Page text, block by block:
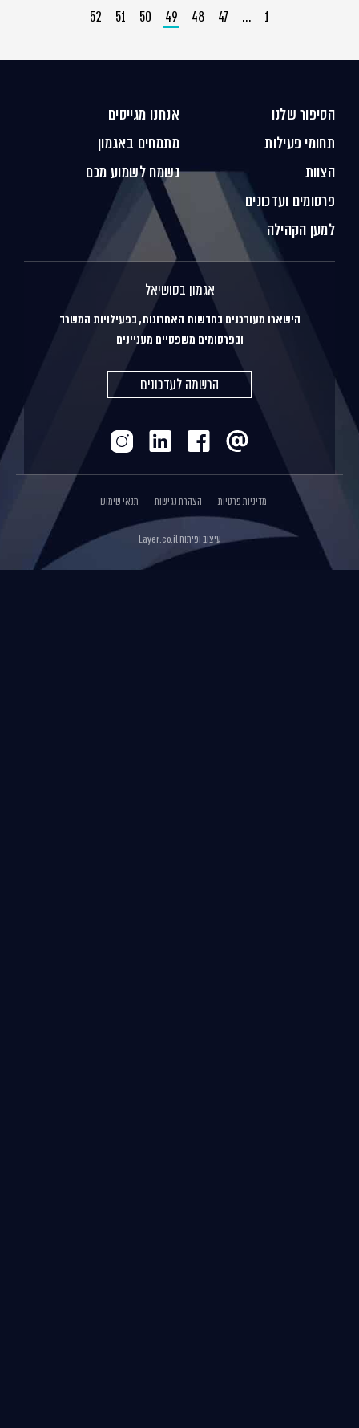
1
…
47
48
49
50
51
52
הסיפור שלנו
תחומי פעילות
הצוות
פרסומים ועדכונים
למען הקהילה
אנחנו מגייסים
מתמחים באגמון
נשמח לשמוע מכם
אגמון בסושיאל
הישארו מעודכנים בחדשות האחרונות, בפעילויות המשרד
ובפרסומים משפטיים מעניינים
הרשמה לעדכונים
מדיניות פרטיות הצהרת נגישות תנאי שימוש
עיצוב ופיתוחLayer.co.il